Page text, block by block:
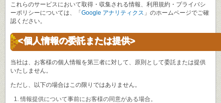
これらのサービスにおいて取得・収集される情報、利用規約・プライバシ
ーポリシーについては、「Google アナリティクス 」のホームページでご確
認ください。
<個人情報の委託または提供>
当社は、お客様の個人情報を第三者に対して、原則として委託または提供
いたしません。
ただし、以下の場合はこの限りではありません。
情報提供について事前にお客様の同意がある場合。